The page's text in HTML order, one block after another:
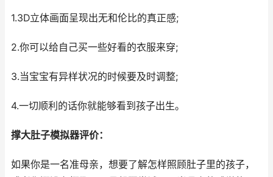
1.3D立体画面呈现出无和伦比的真正感;
2.你可以给自己买一些好看的衣服来穿;
3.当宝宝有异样状况的时候要及时调整;
4.一切顺利的话你就能够看到孩子出生。
撑大肚子模拟器评价：
如果你是一名准母亲，想要了解怎样照顾肚子里的孩子，